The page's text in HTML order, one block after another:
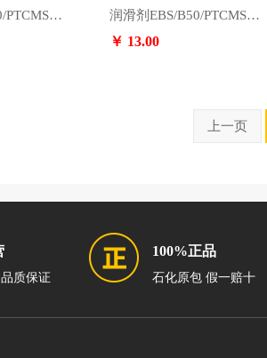
润滑剂EBS/P-130/PTCMS印尼 润滑剂EBS/B50/PTCMS印尼
￥ 13.00
上一页
质保证
100%正品
石化原包 假一赔十